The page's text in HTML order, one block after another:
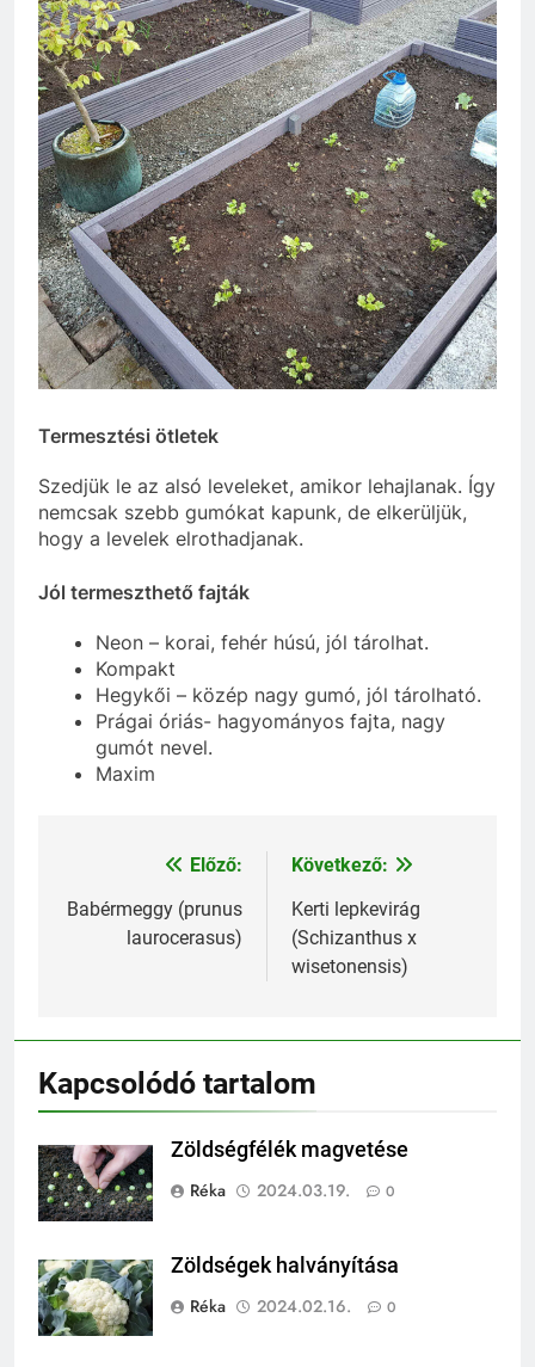
Termesztési ötletek
Szedjük le az alsó leveleket, amikor lehajlanak. Így
nemcsak szebb gumókat kapunk, de elkerüljük,
hogy a levelek elrothadjanak.
Jól termeszthető fajták
Neon – korai, fehér húsú, jól tárolhat.
Kompakt
Hegykői – közép nagy gumó, jól tárolható.
Prágai óriás- hagyományos fajta, nagy
gumót nevel.
Maxim
Bejegyzés
navigáció
Előző:
Babérmeggy (prunus
laurocerasus)
Következő:
Kerti lepkevirág
(Schizanthus x
wisetonensis)
Kapcsolódó tartalom
Zöldségfélék magvetése
Réka
2024.03.19. 0
Zöldségek halványítása
Réka
2024.02.16. 0